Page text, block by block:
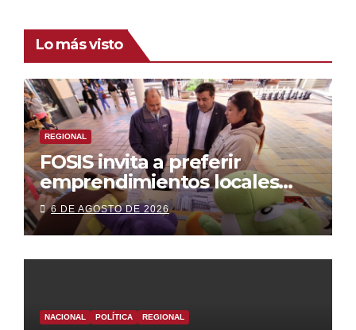
Lo más visto
REGIONAL
FOSIS invita a preferir
emprendimientos locales
para regalar en el Día de la
Niñez
6 DE AGOSTO DE 2026
NACIONAL POLÍTICA REGIONAL